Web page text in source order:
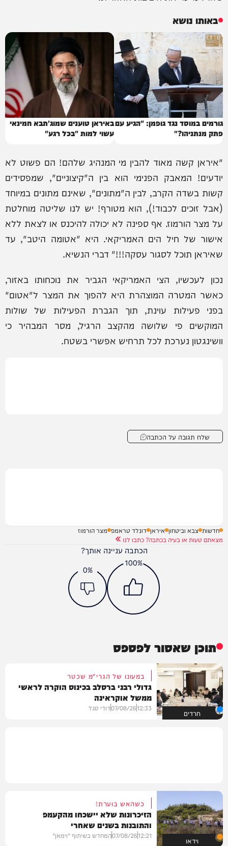
באותו נושא
גורמים במוסד נגד גופמן: "הגיע עם
פתק מנתניהו?"
באיראן טוענים שמוג'תבא חמינאי
עשוי למות "בכל רגע"
"איראן קשה מאוד להבין מי המנהיג שלהם! הם פשוט לא
יודעים! המאבק הפנימי הוא בין ה"קיצוניים", שמפסידים
קשות בשדה הקרב, לבין ה"מתונים", שאינם מתונים במיוחד
(אבל זוכים לכבוד!), הוא מטורף! יש לנו שליטה מוחלטת
על מצר הורמוז. אף ספינה לא יכולה להיכנס או לצאת ללא
אישור של חיל הים האמריקאי. היא "אטומה היטב", עד
שאיראן תוכל לסגור עסקה!!!" דברי הנשיא.
נכון לעכשיו, הצי האמריקאי הגביר את נוכחותו באזור,
כאשר המטרה המוצהרת היא להפוך את המצר ל"אטום"
בפני פעילות עוינת, תוך הגברת הפעילות של שולות
המוקשים פי שלושה מהקצב הרגיל, מסר המבהיר כי
וושינגטון נערכת לכל תרחיש אפשרי בשטח.
שלח תגובה על הכתבה
חדשות צבא וביטחון איראן דונלד טראמפ מצר הורמוז
מצאתם טעות או בעיה בכתבה? כתבו לנו
הכתבה עניינה אותך?
100%
0%
תוכן שאסור לפספס
חרדים
במעונו של הגרי"מ שכטר
גדולי רבני ברסלב בכינוס הוקרה לראשי
ממשל אוקראינה
12:33
07/08/26דודי סגל
וידאו
כשהאש בוערת!
הזיכרונות שלא יישכחו מהקעמפ
והתובנות בשנים שאחרי
12:21
07/08/26המחדש בשיתוף "וימאן"